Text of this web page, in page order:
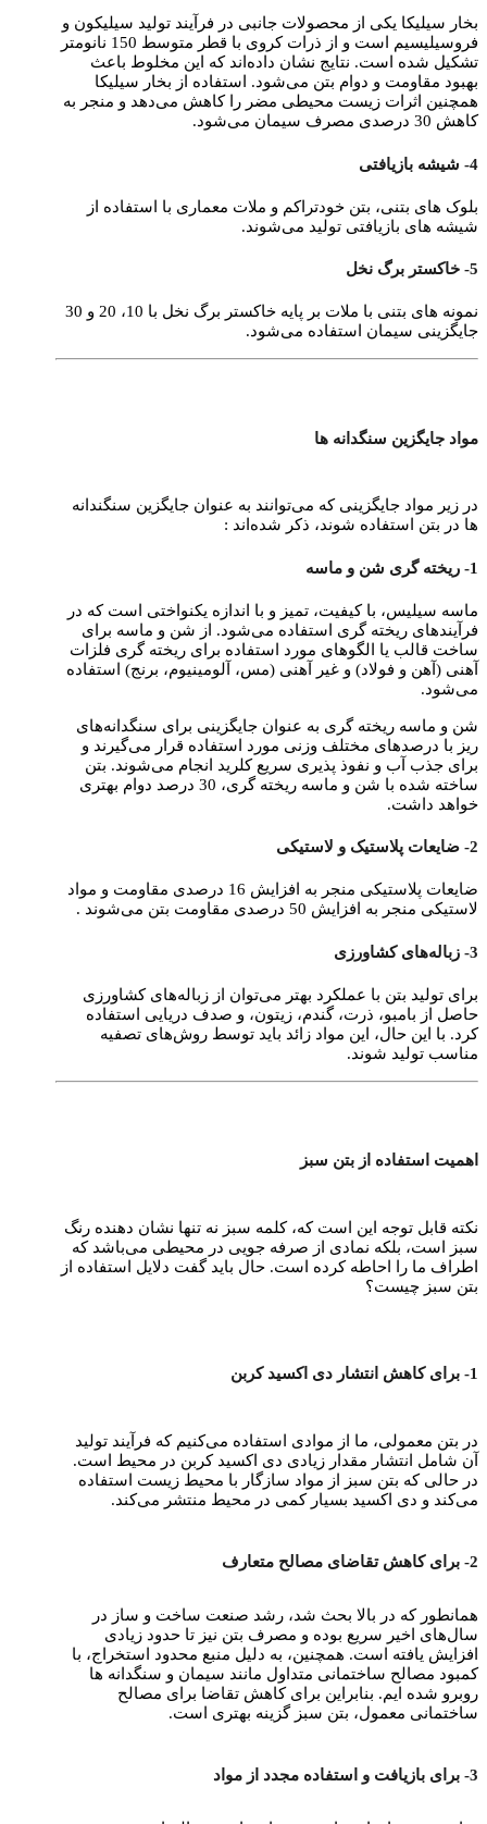
بخار سیلیکا یکی از محصولات جانبی در فرآیند تولید سیلیکون و
فروسیلیسیم است و از ذرات کروی با قطر متوسط 150 نانومتر
تشکیل شده است. نتایج نشان داده‌اند که این مخلوط باعث
بهبود مقاومت و دوام بتن می‌شود. استفاده از بخار سیلیکا
همچنین اثرات زیست محیطی مضر را کاهش می‌دهد و منجر به
کاهش 30 درصدی مصرف سیمان می‌شود.
4- شیشه بازیافتی
بلوک‌ های بتنی، بتن خودتراکم و ملات معماری با استفاده از
شیشه‌ های بازیافتی تولید می‌شوند.
5- خاکستر برگ نخل
نمونه‌ های بتنی با ملات بر پایه خاکستر برگ نخل با 10، 20 و 30
جایگزینی سیمان استفاده می‌شود.
مواد جایگزین سنگدانه ها
در زیر مواد جایگزینی که می‌توانند به عنوان جایگزین سنگندانه
ها در بتن استفاده شوند، ذکر شده‌اند :
1- ریخته گری شن و ماسه
ماسه سیلیس، با کیفیت، تمیز و با اندازه یکنواختی است که در
فرآیندهای ریخته گری استفاده می‌شود. از شن و ماسه برای
ساخت قالب یا الگوهای مورد استفاده برای ریخته گری فلزات
آهنی (آهن و فولاد) و غیر آهنی (مس، آلومینیوم، برنج) استفاده
می‌شود.
شن و ماسه ریخته گری به عنوان جایگزینی برای سنگدانه‌های
ریز با درصد‌های مختلف وزنی مورد استفاده قرار می‌گیرند و
برای جذب آب و نفوذ پذیری سریع کلرید انجام می‌شوند. بتن
ساخته شده با شن و ماسه ریخته گری، 30 درصد دوام بهتری
خواهد داشت.
2- ضایعات پلاستیک و لاستیکی
ضایعات پلاستیکی منجر به افزایش 16 درصدی مقاومت و مواد
لاستیکی منجر به افزایش 50 درصدی مقاومت بتن می‌شوند .
3- زباله‌های کشاورزی
برای تولید بتن با عملکرد بهتر می‌توان از زباله‌های کشاورزی
حاصل از بامبو، ذرت، گندم، زیتون، و صدف دریایی استفاده
کرد. با این حال، این مواد زائد باید توسط روش‌های تصفیه
مناسب تولید شوند.
اهمیت استفاده از بتن سبز
نکته قابل توجه این است که، کلمه سبز نه تنها نشان دهنده رنگ
سبز است، بلکه نمادی از صرفه جویی در محیطی می‌باشد که
اطراف ما را احاطه کرده است. حال باید گفت دلایل استفاده از
بتن سبز چیست؟
1- برای کاهش انتشار دی اکسید کربن
در بتن معمولی، ما از موادی استفاده می‌کنیم که فرآیند تولید
آن شامل انتشار مقدار زیادی دی اکسید کربن در محیط است.
در حالی که بتن سبز از مواد سازگار با محیط زیست استفاده
می‌کند و دی اکسید بسیار کمی ‌در محیط منتشر می‌کند.
2- برای کاهش تقاضای مصالح متعارف
همانطور که در بالا بحث شد، رشد صنعت ساخت و ساز در
سال‌های اخیر سریع بوده و مصرف بتن نیز تا حدود زیادی
افزایش یافته است. همچنین، به دلیل منبع محدود استخراج، با
کمبود مصالح ساختمانی متداول مانند سیمان و سنگدانه‌ ها
روبرو شده‌ ایم. بنابراین برای کاهش تقاضا برای مصالح
ساختمانی معمول، بتن سبز گزینه بهتری است.
3- برای بازیافت و استفاده مجدد از مواد